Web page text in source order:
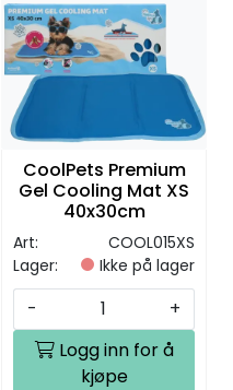
CoolPets Premium
Gel Cooling Mat XS
40x30cm
Art:
COOL015XS
Lager:
Ikke på lager
-
+
Logg inn for å
kjøpe